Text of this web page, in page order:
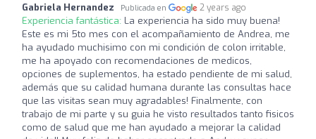
Gabriela Hernandez Publicada en 2 years ago
Experiencia fantástica: La experiencia ha sido muy buena!
Este es mi 5to mes con el acompañamiento de Andrea, me
ha ayudado muchisimo con mi condición de colon irritable,
me ha apoyado con recomendaciones de medicos,
opciones de suplementos, ha estado pendiente de mi salud,
además que su calidad humana durante las consultas hace
que las visitas sean muy agradables! Finalmente, con
trabajo de mi parte y su guia he visto resultados tanto fisicos
como de salud que me han ayudado a mejorar la calidad